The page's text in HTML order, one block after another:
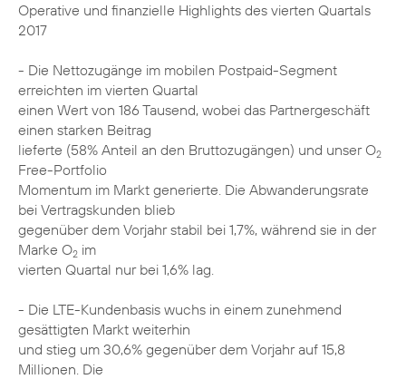
Operative und finanzielle Highlights des vierten Quartals
2017
- Die Nettozugänge im mobilen Postpaid-Segment
erreichten im vierten Quartal
einen Wert von 186 Tausend, wobei das Partnergeschäft
einen starken Beitrag
lieferte (58% Anteil an den Bruttozugängen) und unser O2
Free-Portfolio
Momentum im Markt generierte. Die Abwanderungsrate
bei Vertragskunden blieb
gegenüber dem Vorjahr stabil bei 1,7%, während sie in der
Marke O2 im
vierten Quartal nur bei 1,6% lag.
- Die LTE-Kundenbasis wuchs in einem zunehmend
gesättigten Markt weiterhin
und stieg um 30,6% gegenüber dem Vorjahr auf 15,8
Millionen. Die